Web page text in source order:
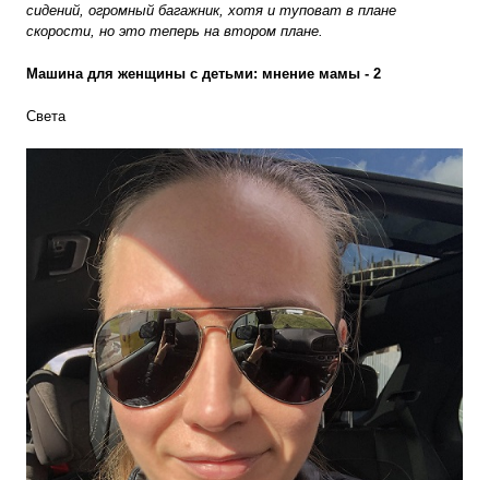
сидений, огромный багажник, хотя и туповат в плане
скорости, но это теперь на втором плане.
Машина для женщины с детьми: мнение мамы - 2
Света